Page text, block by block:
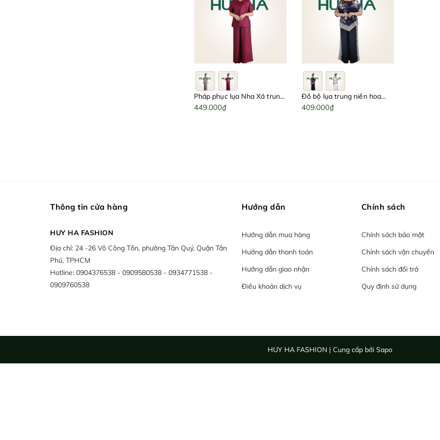
Pháp phục lụa Nha Xá trung
niên LT01 – Thiết kế sang
449.000₫
Đồ bộ lụa trung niên hoa
văn sang trọng Tk25 – Bộ
409.000₫
Thông tin cửa hàng
HUY HA FASHION
Địa chỉ: 24 -26 Võ Công Tồn, phường Tân Quý, Quận Tân
Phú, TPHCM
Hotline: 0904376538 0909580538
0934771538
0909760538
Hướng dẫn
Hướng dẫn mua hàng
Hướng dẫn thanh toán
Hướng dẫn giao nhận
Điều khoản dịch vụ
Chính sách
Chính sách bảo mật
Chính sách vận chuyển
Chính sách đổi trả
Quy định sử dụng
HUY HA FASHION | Cung cấp bởi Sapo